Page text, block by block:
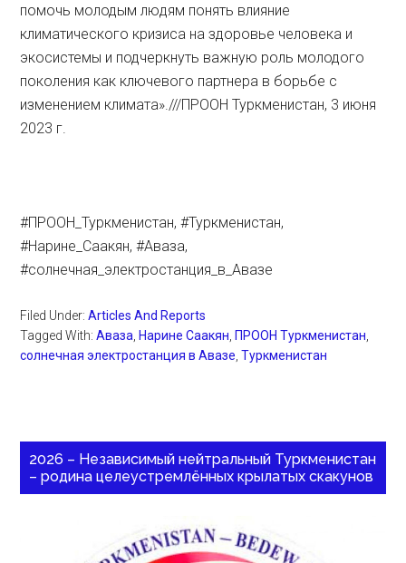
помочь молодым людям понять влияние
климатического кризиса на здоровье человека и
экосистемы и подчеркнуть важную роль молодого
поколения как ключевого партнера в борьбе с
изменением климата».///ПРООН Туркменистан, 3 июня
2023 г.
#ПРООН_Туркменистан, #Туркменистан,
#Нарине_Саакян, #Аваза,
#солнечная_электростанция_в_Авазе
Filed Under:Articles And Reports
Tagged With:Аваза ,Нарине Саакян ,ПРООН Туркменистан
солнечная электростанция в Авазе ,Туркменистан
2026 – Независимый нейтральный Туркменистан
– родина целеустремлённых крылатых скакунов